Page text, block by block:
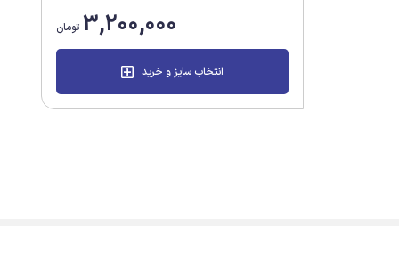
3,200,000 تومان
انتخاب سایز و خرید